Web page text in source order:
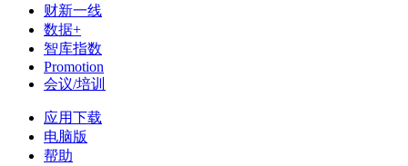
财新一线
数据+
智库指数
Promotion
会议/培训
应用下载
电脑版
帮助